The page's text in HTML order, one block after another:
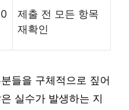
제출 전 모든 항목
재확인
들을 구체적으로 짚어
실수가 발생하는 지